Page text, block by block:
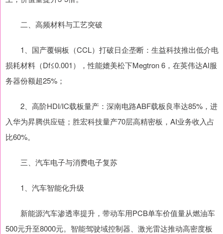
二、高频材料与工艺突破
1、国产覆铜板（CCL）打破日企垄断：生益科技推出低介电
损耗材料（Df≤0.001），性能媲美松下Megtron 6，在英伟达AI服
务器份额超25%；
2、高阶HDI/IC载板量产：深南电路ABF载板良率达85%，进
入华为昇腾供应链；胜宏科技量产70层高精密板，AI业务收入占
比60%。
三、汽车电子与消费电子复苏
1、汽车智能化升级
新能源汽车渗透率提升，带动车用PCB单车价值量从燃油车
500元升至8000元。智能驾驶域控制器、激光雷达推动高密度板